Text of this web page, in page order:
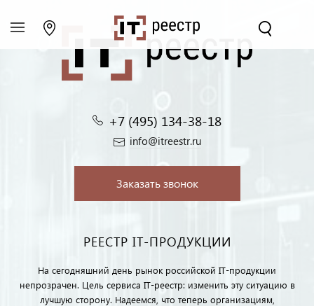
+7 (495) 134-38-18‬
info@itreestr.ru
Заказать звонок
РЕЕСТР IT-ПРОДУКЦИИ
На сегодняшний день рынок российской IT-продукции
непрозрачен. Цель сервиса IT-реестр: изменить эту ситуацию в
лучшую сторону. Надеемся, что теперь организациям,